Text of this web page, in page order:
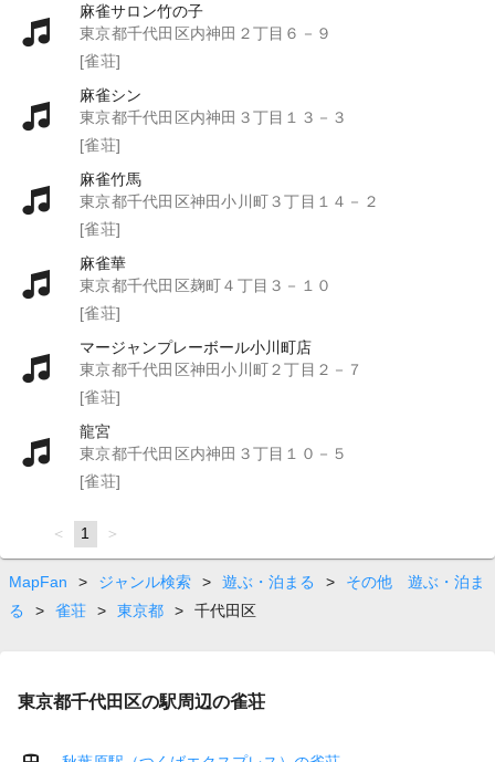
麻雀サロン竹の子
東京都千代田区内神田２丁目６－９
[雀荘]
麻雀シン
東京都千代田区内神田３丁目１３－３
[雀荘]
麻雀竹馬
東京都千代田区神田小川町３丁目１４－２
[雀荘]
麻雀華
東京都千代田区麹町４丁目３－１０
[雀荘]
マージャンプレーボール小川町店
東京都千代田区神田小川町２丁目２－７
[雀荘]
龍宮
東京都千代田区内神田３丁目１０－５
[雀荘]
page
You're
on
page
1 page
MapFan > ジャンル検索 > 遊ぶ・泊まる >
その他 遊ぶ・泊ま
る
> 雀荘 > 東京都 > 千代田区
東京都千代田区の駅周辺の雀荘